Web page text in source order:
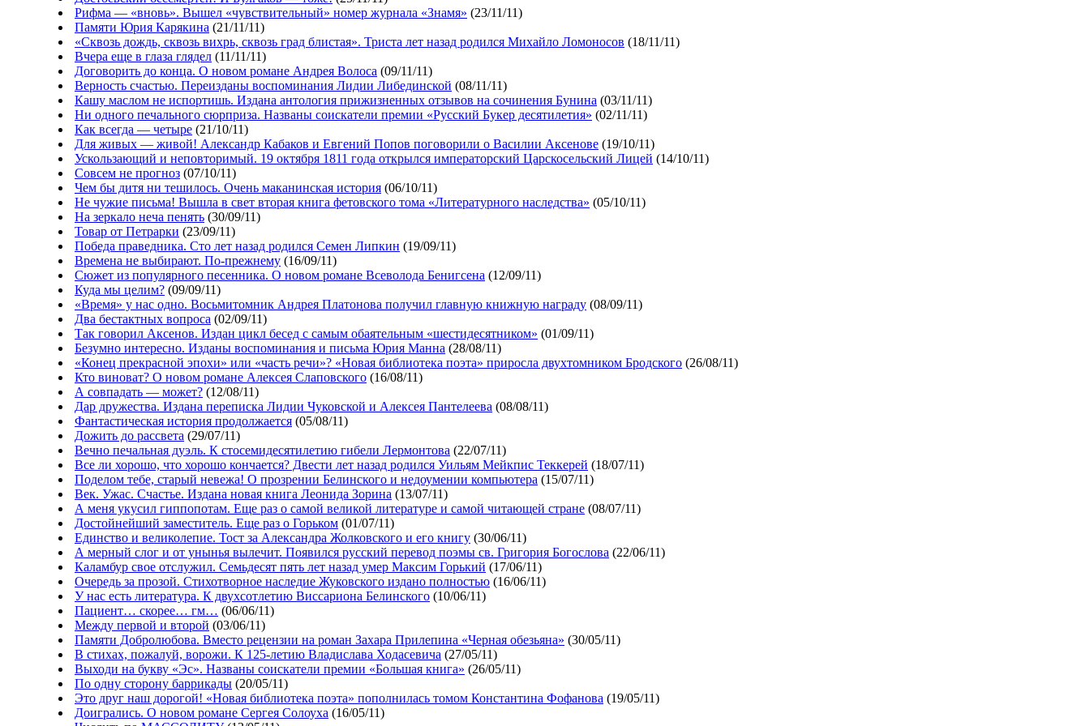
Рифма — «вновь». Вышел «чувствительный» номер журнала «Знамя» (23/11/11)
Памяти Юрия Карякина (21/11/11)
«Сквозь дождь, сквозь вихрь, сквозь град блистая». Триста лет назад родился Михайло Ломоносов (18/11/11)
Вчера еще в глаза глядел (11/11/11)
Договорить до конца. О новом романе Андрея Волоса (09/11/11)
Верность счастью. Переизданы воспоминания Лидии Либединской (08/11/11)
Кашу маслом не испортишь. Издана антология прижизненных отзывов на сочинения Бунина (03/11/11)
Ни одного печального сюрприза. Названы соискатели премии «Русский Букер десятилетия» (02/11/11)
Как всегда — четыре (21/10/11)
Для живых — живой! Александр Кабаков и Евгений Попов поговорили о Василии Аксенове (19/10/11)
Ускользающий и неповторимый. 19 октября 1811 года открылся императорский Царскосельский Лицей (14/10/11)
Совсем не прогноз (07/10/11)
Чем бы дитя ни тешилось. Очень маканинская история (06/10/11)
Не чужие письма! Вышла в свет вторая книга фетовского тома «Литературного наследства» (05/10/11)
На зеркало неча пенять (30/09/11)
Товар от Петрарки (23/09/11)
Победа праведника. Сто лет назад родился Семен Липкин (19/09/11)
Времена не выбирают. По-прежнему (16/09/11)
Сюжет из популярного песенника. О новом романе Всеволода Бенигсена (12/09/11)
Куда мы целим? (09/09/11)
«Время» у нас одно. Восьмитомник Андрея Платонова получил главную книжную награду (08/09/11)
Два бестактных вопроса (02/09/11)
Так говорил Аксенов. Издан цикл бесед с самым обаятельным «шестидесятником» (01/09/11)
Безумно интересно. Изданы воспоминания и письма Юрия Манна (28/08/11)
«Конец прекрасной эпохи» или «часть речи»? «Новая библиотека поэта» приросла двухтомником Бродского (26/08/11)
Кто виноват? О новом романе Алексея Слаповского (16/08/11)
А совпадать — может? (12/08/11)
Дар дружества. Издана переписка Лидии Чуковской и Алексея Пантелеева (08/08/11)
Фантастическая история продолжается (05/08/11)
Дожить до рассвета (29/07/11)
Вечно печальная дуэль. К стосемидесятилетию гибели Лермонтова (22/07/11)
Все ли хорошо, что хорошо кончается? Двести лет назад родился Уильям Мейкпис Теккерей (18/07/11)
Поделом тебе, старый невежа! О прозрении Белинского и недоумении компьютера (15/07/11)
Век. Ужас. Счастье. Издана новая книга Леонида Зорина (13/07/11)
А меня укусил гиппопотам. Еще раз о самой великой литературе и самой читающей стране (08/07/11)
Достойнейший заместитель. Еще раз о Горьком (01/07/11)
Единство и великолепие. Тост за Александра Жолковского и его книгу (30/06/11)
А мерный слог и от унынья вылечит. Появился русский перевод поэмы св. Григория Богослова (22/06/11)
Каламбур свое отслужил. Семьдесят пять лет назад умер Максим Горький (17/06/11)
Очередь за прозой. Стихотворное наследие Жуковского издано полностью (16/06/11)
У нас есть литература. К двухсотлетию Виссариона Белинского (10/06/11)
Пациент… скорее… гм… (06/06/11)
Между первой и второй (03/06/11)
Памяти Добролюбова. Вместо рецензии на роман Захара Прилепина «Черная обезьяна» (30/05/11)
В стихах, пожалуй, ворожи. К 125-летию Владислава Ходасевича (27/05/11)
Выходи на букву «Эс». Названы соискатели премии «Большая книга» (26/05/11)
По одну сторону баррикады (20/05/11)
Это друг наш дорогой! «Новая библиотека поэта» пополнилась томом Константина Фофанова (19/05/11)
Доигрались. О новом романе Сергея Солоуха (16/05/11)